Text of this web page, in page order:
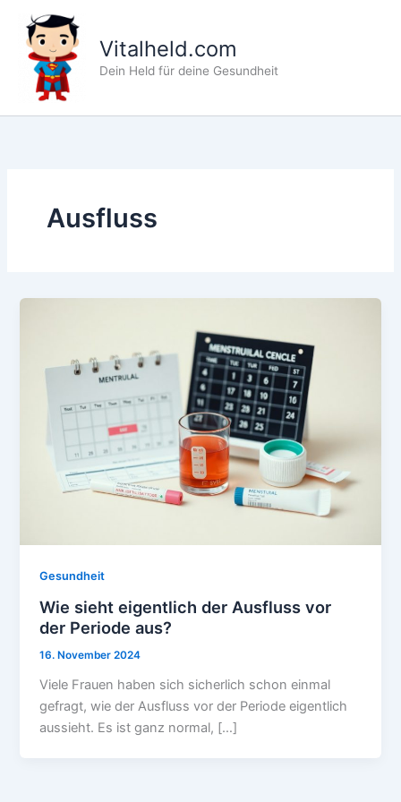
Inhalt
springen
Vitalheld.com
Dein Held für deine Gesundheit
Ausfluss
Gesundheit
Wie sieht eigentlich der Ausfluss vor
der Periode aus?
16. November 2024
Viele Frauen haben sich sicherlich schon einmal
gefragt, wie der Ausfluss vor der Periode eigentlich
aussieht. Es ist ganz normal, […]